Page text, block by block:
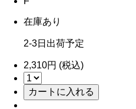
在庫あり
2-3日出荷予定
2,310円 (税込)